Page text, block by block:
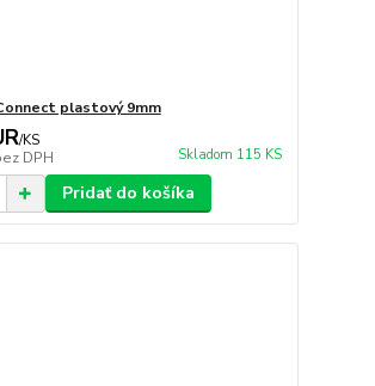
plastový 9mm
/KS
DPH Skladom 115 KS
Pridať do košíka